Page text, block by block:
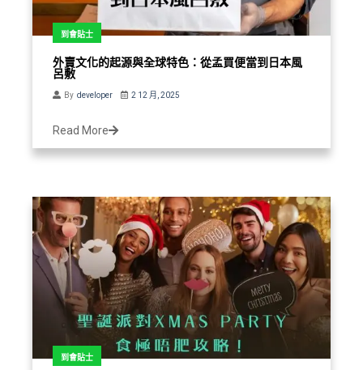
到會貼士
外賣文化的起源與全球特色：從孟買便當到日本風
呂敷
By developer 2 12 月, 2025
Read More
到會貼士